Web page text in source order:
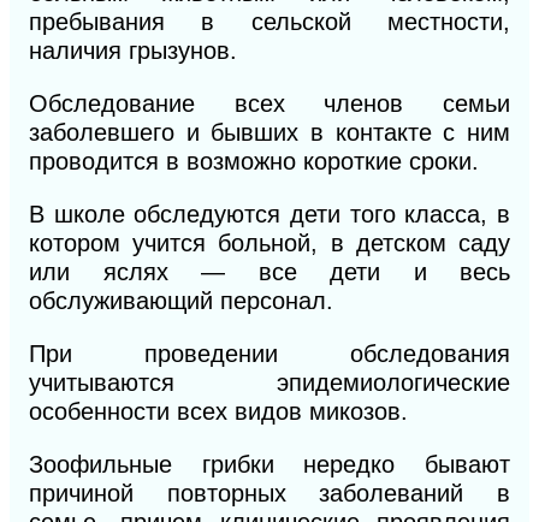
пребывания в сельской местности,
наличия грызунов.
Обследование всех членов семьи
заболевшего и бывших в контакте с ним
проводится в возможно короткие сроки.
В школе обследуются дети того класса, в
котором учится больной, в детском саду
или яслях — все дети и весь
обслуживающий персонал.
При проведении обследования
учитываются эпидемиологические
особенности всех видов микозов.
Зоофильные грибки нередко бывают
причиной повторных заболеваний в